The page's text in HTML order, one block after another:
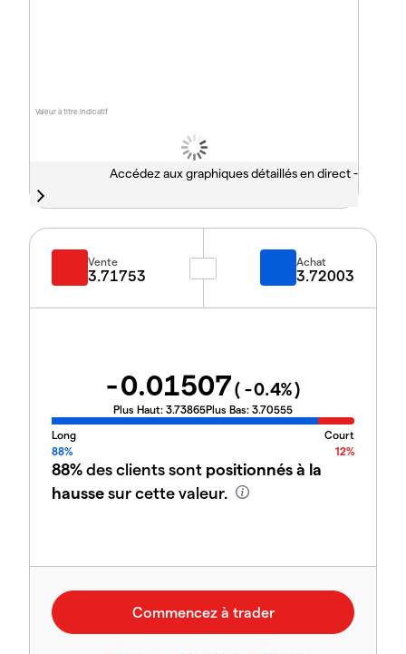
Valeur à titre indicatif
Accédez aux graphiques détaillés en direct -
Vente
3.71753
Achat
3.72003
-0.01507( -0.4%)
Plus Haut: 3.73865Plus Bas: 3.70555
Long
Court
88%
12%
88%des clients sont positionnés à la
haussesur cette valeur.